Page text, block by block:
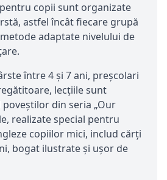
copii sunt organizate
astfel încât fiecare grupă
adaptate nivelului de
între 4 și 7 ani, preșcolari
lecțiile sunt
din seria „Our
realizate special pentru
copiilor mici, includ cărți
bogat ilustrate și ușor de